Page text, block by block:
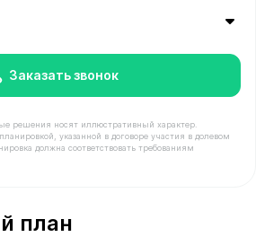
Заказать звонок
решения носят иллюстративный характер.
указанной в договоре участия в долевом
должна соответствовать требованиям
план